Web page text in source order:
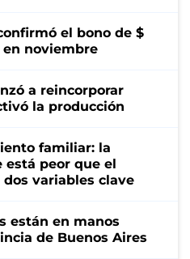
el bono de $
noviembre
a reincorporar
la producción
familiar: la
está peor que el
variables clave
están en manos
de Buenos Aires